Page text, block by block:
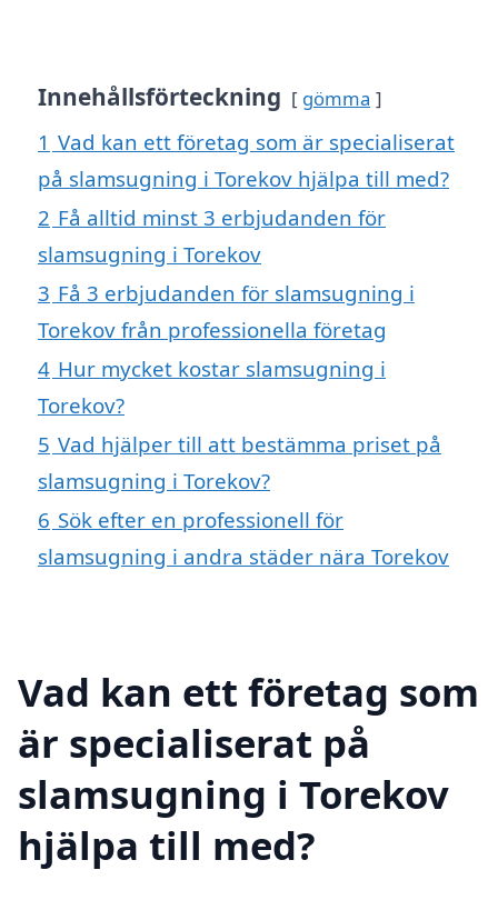
Innehållsförteckning gömma
1 Vad kan ett företag som är specialiserat
på slamsugning i Torekov hjälpa till med?
2 Få alltid minst 3 erbjudanden för
slamsugning i Torekov
3 Få 3 erbjudanden för slamsugning i
Torekov från professionella företag
4 Hur mycket kostar slamsugning i
Torekov?
5 Vad hjälper till att bestämma priset på
slamsugning i Torekov?
6 Sök efter en professionell för
slamsugning i andra städer nära Torekov
Vad kan ett företag som
är specialiserat på
slamsugning i Torekov
hjälpa till med?